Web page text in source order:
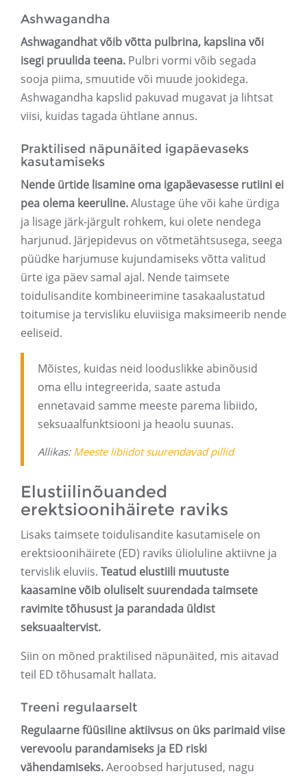
Ashwagandha
Ashwagandhat võib võtta pulbrina, kapslina või
isegi pruulida teena. Pulbri vormi võib segada
sooja piima, smuutide või muude jookidega.
Ashwagandha kapslid pakuvad mugavat ja lihtsat
viisi, kuidas tagada ühtlane annus.
Praktilised näpunäited igapäevaseks
kasutamiseks
Nende ürtide lisamine oma igapäevasesse rutiini ei
pea olema keeruline.Alustage ühe või kahe ürdiga
ja lisage järk-järgult rohkem, kui olete nendega
harjunud. Järjepidevus on võtmetähtsusega, seega
püüdke harjumuse kujundamiseks võtta valitud
ürte iga päev samal ajal. Nende taimsete
toidulisandite kombineerimine tasakaalustatud
toitumise ja tervisliku eluviisiga maksimeerib nende
eeliseid.
Mõistes, kuidas neid looduslikke abinõusid
oma ellu integreerida, saate astuda
ennetavaid samme meeste parema libiido,
seksuaalfunktsiooni ja heaolu suunas.
Allikas: Meeste libiidot suurendavad pillid
Elustiilinõuanded
erektsioonihäirete raviks
Lisaks taimsete toidulisandite kasutamisele on
erektsioonihäirete (ED) raviks ülioluline aktiivne ja
tervislik eluviis. Teatud elustiili muutuste
kaasamine võib oluliselt suurendada taimsete
ravimite tõhusust ja parandada üldist
seksuaaltervist.
Siin on mõned praktilised näpunäited, mis aitavad
teil ED tõhusamalt hallata.
Treeni regulaarselt
Regulaarne füüsiline aktiivsus on üks parimaid viise
verevoolu parandamiseks ja ED riski
vähendamiseks.Aeroobsed harjutused, nagu